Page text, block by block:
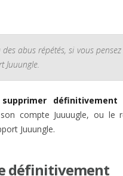
abus répétés, si vous
Juuungle.
définitivement
compte Juuuugle, ou le
Juuungle.
définitivement